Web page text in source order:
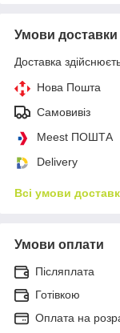
Умови доставки
Доставка
Нова Пошта
Самовивіз
Meest ПОШТА
Delivery
Всі умови
Умови оплати
Післяплата
Готівкою
Оплата на